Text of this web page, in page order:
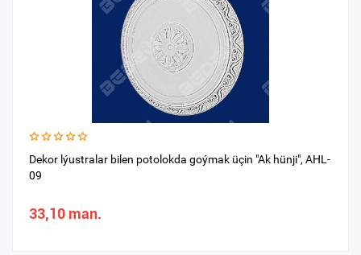
Dekor lýustralar bilen potolokda goýmak üçin "Ak hünji", AHL-
09
33,10 man.